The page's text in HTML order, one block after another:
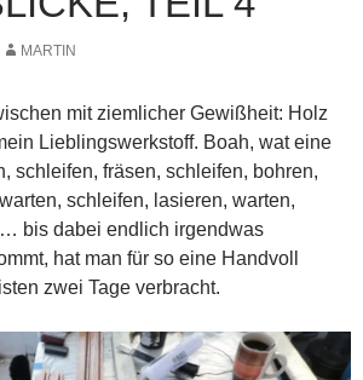
MARTIN
mit ziemlicher Gewißheit: Holz
Lieblingswerkstoff. Boah, wat eine
schleifen, fräsen, schleifen, bohren,
schleifen, lasieren, warten,
bis dabei endlich irgendwas
hat man für so eine Handvoll
zwei Tage verbracht.